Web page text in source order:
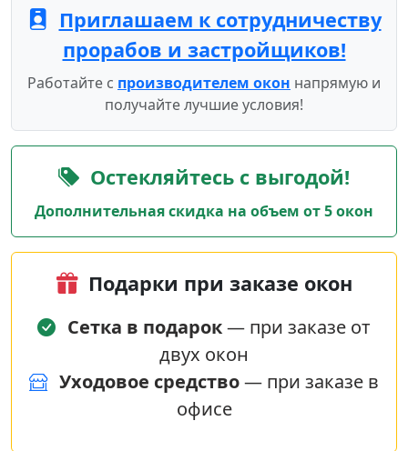
Приглашаем к сотрудничеству
прорабов и застройщиков!
Работайте с производителем окон напрямую и
получайте лучшие условия!
Остекляйтесь с выгодой!
Дополнительная скидка на объем от 5 окон
Подарки при заказе окон
Сетка в подарок— при заказе от
двух окон
Уходовое средство— при заказе в
офисе